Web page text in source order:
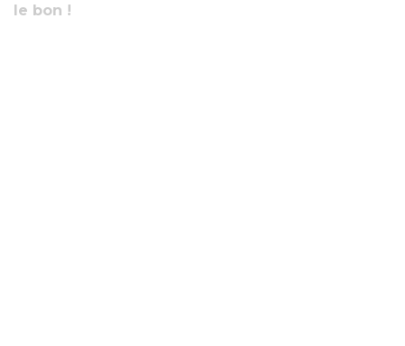
le bon !